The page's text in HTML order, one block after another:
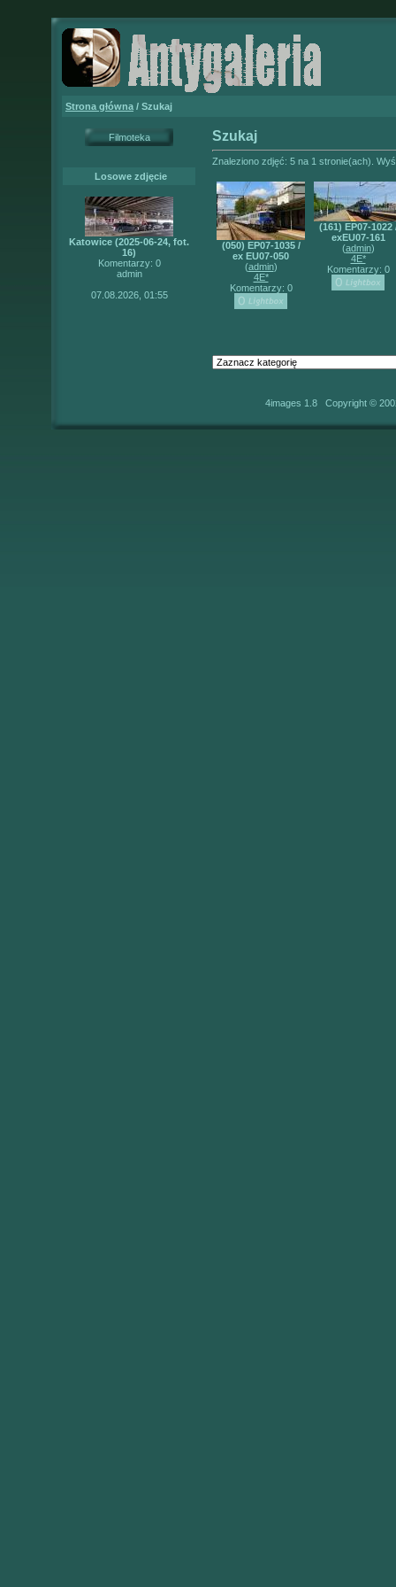
Strona główna / Szukaj
Filmoteka
Losowe zdjęcie
Katowice (2025-06-24, fot.
16)
Komentarzy: 0
admin
07.08.2026, 01:55
Szukaj
Znaleziono zdjęć: 5 na 1 stronie(ach).
(050) EP07-1035 /
ex EU07-050
(admin)
4E*
Komentarzy: 0
(161) EP07-1022
exEU07-161
(admin)
4E*
Komentarzy: 0
4images 1.8 Copyright ©